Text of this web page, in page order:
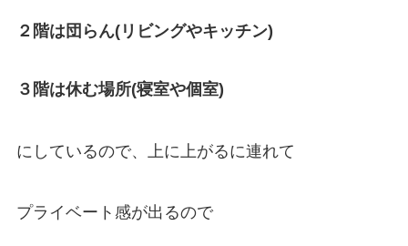
２階は団らん(リビングやキッチン)
３階は休む場所(寝室や個室)
にしているので、上に上がるに連れて
プライベート感が出るので